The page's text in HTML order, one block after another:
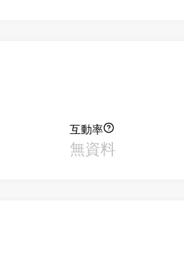
互動率
無資料